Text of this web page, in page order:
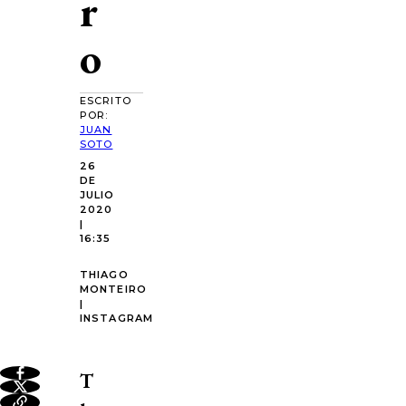
o
ESCRITO
POR:
JUAN
SOTO
26
DE
JULIO
2020
|
16:35
THIAGO
MONTEIRO
|
INSTAGRAM
T